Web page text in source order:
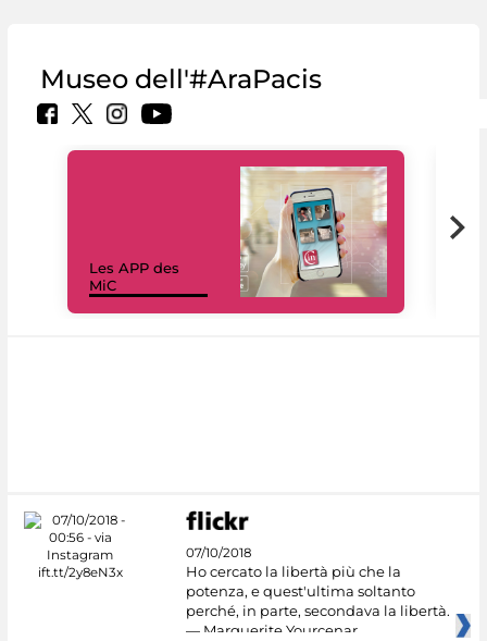
Museo dell'#AraPacis
Les APP des
MiC
07/10/2018
Ho cercato la libertà più che la
potenza, e quest'ultima soltanto
perché, in parte, secondava la libertà.
— Marguerite Yourcenar